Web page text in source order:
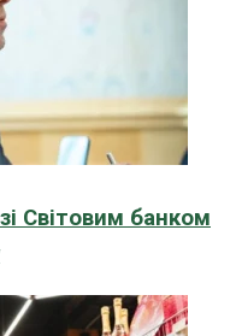
Світовим банком